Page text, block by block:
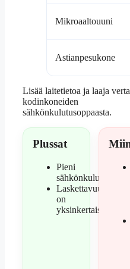
Mikroaaltouuni
Astianpesukone
Lisää laitetietoa ja laaja
kodinkoneiden
sähkönkulutusoppaasta.
Plussat
Pieni
sähkönkulutus
Laskettavuus
on
yksinkertaista